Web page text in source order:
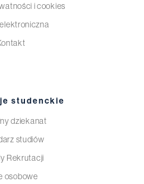
i cookies
studenckie
dziekanat
studiów
Rekrutacji
osobowe